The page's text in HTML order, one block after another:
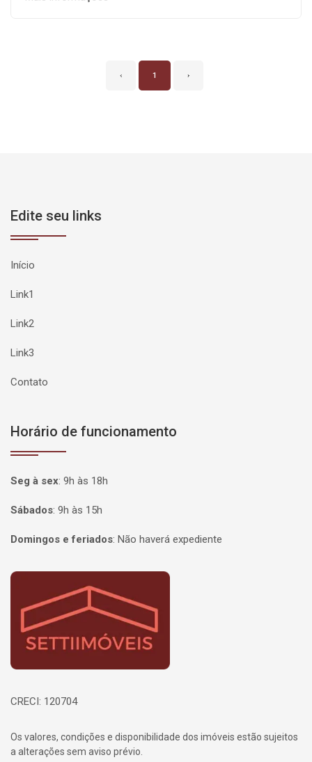
‹ 1 ›
Edite seu links
Início
Link1
Link2
Link3
Contato
Horário de funcionamento
Seg à sex: 9h às 18h
Sábados: 9h às 15h
Domingos e feriados: Não haverá expediente
Página inicial
CRECI: 120704
Os valores, condições e disponibilidade dos imóveis estão sujeitos
a alterações sem aviso prévio.